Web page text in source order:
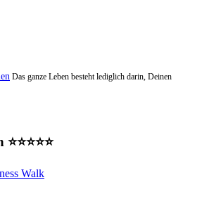
Das ganze Leben besteht lediglich darin, Deinen